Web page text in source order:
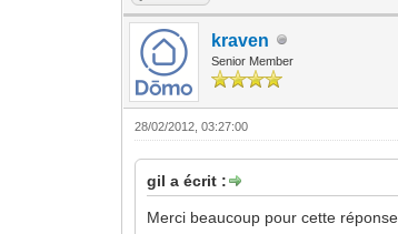
kraven
Senior Member
28/02/2012, 03:27:00
gil a écrit :
Merci beaucoup pour cette